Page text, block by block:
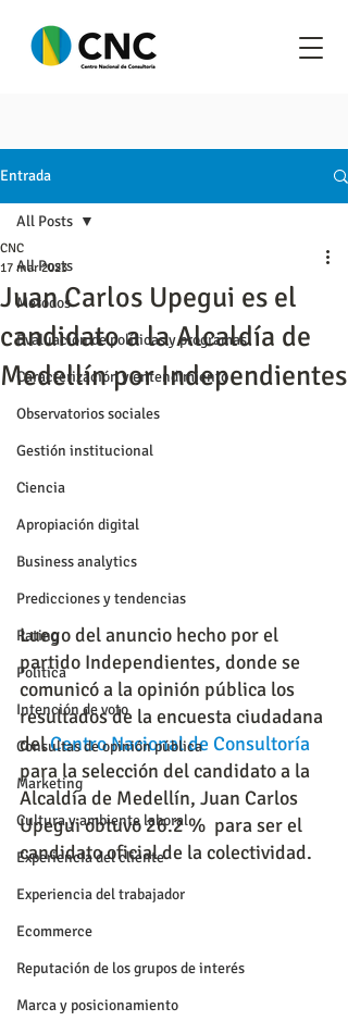
Entrada
All Posts
Metodos
Evaluación de políticas y programas
Caracterización y entendimiento
Observatorios sociales
Gestión institucional
Ciencia
Apropiación digital
Business analytics
Predicciones y tendencias
Rating
Política
Intención de voto
Consultas de opinión pública
Marketing
Cultura y ambiente laboral
Experiencia del cliente
Experiencia del trabajador
Ecommerce
Reputación de los grupos de interés
Marca y posicionamiento
All Posts
Juan Carlos Upegui es el
candidato a la Alcaldía de
Medellín por Independientes
CNC
17 mar 2023
Luego del anuncio hecho por el
partido Independientes, donde se
comunicó a la opinión pública los
resultados de la encuesta ciudadana
del Centro Nacional de Consultoría
para la selección del candidato a la
Alcaldía de Medellín, Juan Carlos
Upegui obtuvo 26.2 %  para ser el
candidato oficial de la colectividad.